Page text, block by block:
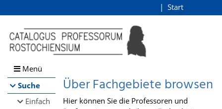
Browsen
direkt zum Inhalt
Start
Menü
Suche
Einfach
Über Fachgebiete browsen
Hier können Sie die Professoren und